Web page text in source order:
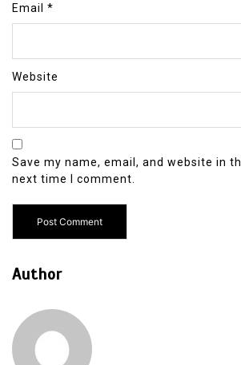
Email *
Website
Save my name, email, and website in
next time I comment.
Author